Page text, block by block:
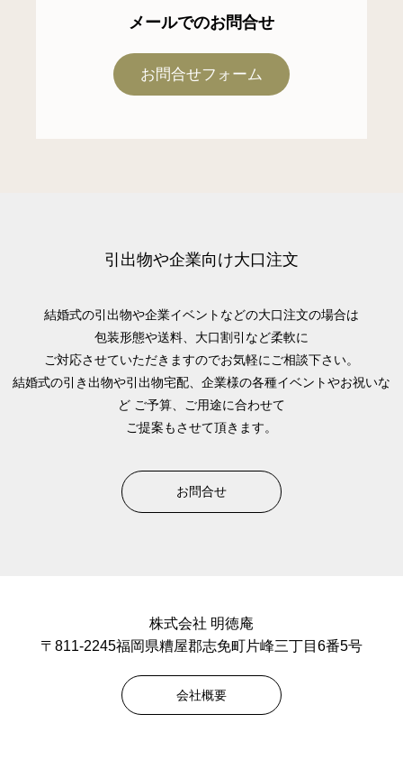
メールでのお問合せ
お問合せフォーム
引出物や企業向け大口注文
結婚式の引出物や企業イベントなどの大口注文の場合は
包装形態や送料、大口割引など柔軟に
ご対応させていただきますのでお気軽にご相談下さい。
結婚式の引き出物や引出物宅配、企業様の各種イベントやお祝いな
ど ご予算、ご用途に合わせて
ご提案もさせて頂きます。
お問合せ
株式会社 明徳庵
〒811-2245福岡県糟屋郡志免町片峰三丁目6番5号
会社概要